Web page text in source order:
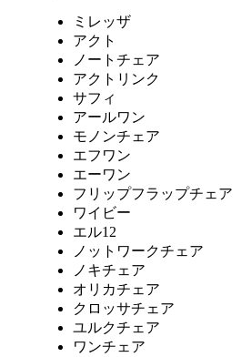
ミレッザ
アクト
ノートチェア
アクトリンク
サフィ
アールワン
モノンチェア
エフワン
エーワン
フリップフラップチェア
ワイビー
エル12
ノットワークチェア
ノキチェア
オリカチェア
クロッサチェア
ユルクチェア
ワンチェア